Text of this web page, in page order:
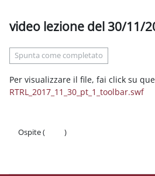
video lezione del 30/11/
Spunta come completato
Per visualizzare il file, fai click su
RTRL_2017_11_30_pt_1_toolbar.swf
Ospite (
)